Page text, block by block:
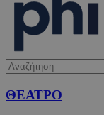
ΘΕΑΤΡΟ